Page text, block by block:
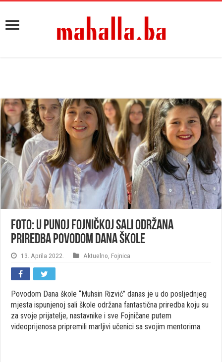
FOTO: U punoj fojničkoj sali održana
priredba povodom Dana škole
13. Aprila 2022. Aktuelno Fojnica
Povodom Dana škole “Muhsin Rizvić” danas je u do posljednjeg
mjesta ispunjenoj sali škole održana fantastična priredba koju su
za svoje prijatelje, nastavnike i sve Fojničane putem
videoprijenosa pripremili marljivi učenici sa svojim mentorima.